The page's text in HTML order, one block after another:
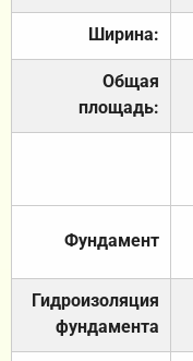
Ширина:
Общая
площадь:
Фундамент
Гидроизоляция
фундамента